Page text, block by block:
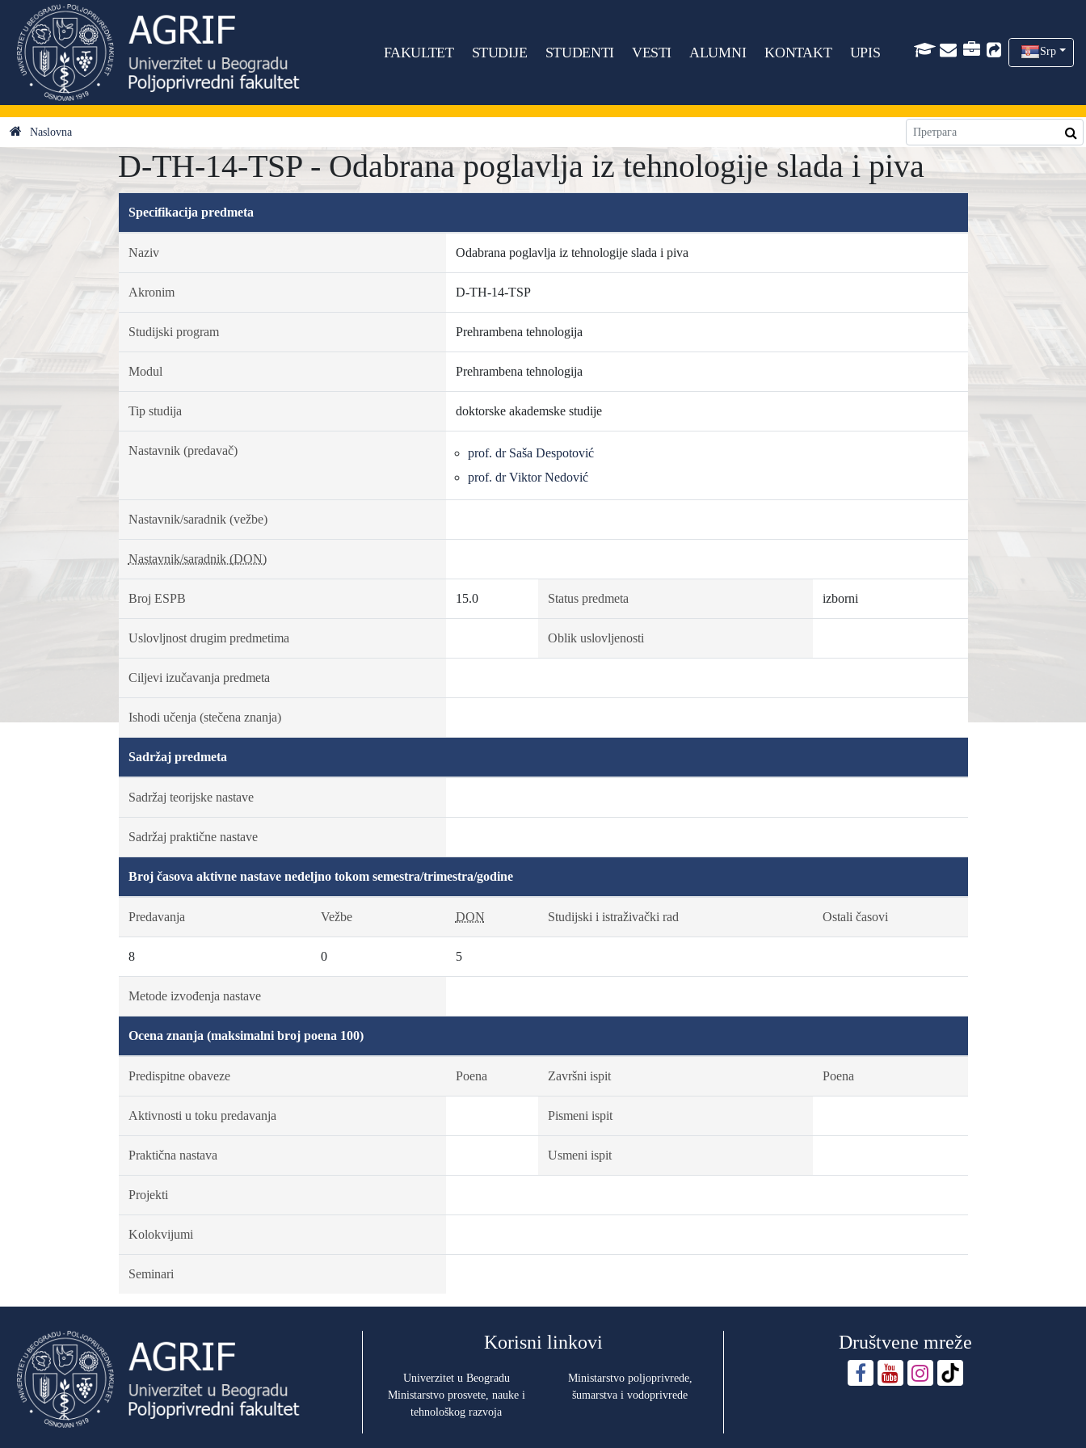
FAKULTET STUDIJE STUDENTI VESTI ALUMNI KONTAKT UPIS Srp
Naslovna
D-TH-14-TSP - Odabrana poglavlja iz tehnologije slada i piva
Specifikacija predmeta
Naziv Odabrana poglavlja iz tehnologije slada i piva
Akronim D-TH-14-TSP
Studijski program Prehrambena tehnologija
Modul Prehrambena tehnologija
Tip studija doktorske akademske studije
Nastavnik (predavač)
prof. dr Saša Despotović
prof. dr Viktor Nedović
Nastavnik/saradnik (vežbe)
Nastavnik/saradnik (DON)
Broj ESPB 15.0 Status predmeta izborni
Uslovljnost drugim predmetima Oblik uslovljenosti
Ciljevi izučavanja predmeta
Ishodi učenja (stečena znanja)
Sadržaj predmeta
Sadržaj teorijske nastave
Sadržaj praktične nastave
Broj časova aktivne nastave nedeljno tokom semestra/trimestra/godine
Predavanja Vežbe DON Studijski i istraživački rad Ostali časovi
8 0 5
Metode izvođenja nastave
Ocena znanja (maksimalni broj poena 100)
Predispitne obaveze Poena Završni ispit Poena
Aktivnosti u toku predavanja Pismeni ispit
Praktična nastava Usmeni ispit
Projekti
Kolokvijumi
Seminari
Korisni linkovi
Univerzitet u Beogradu
Ministarstvo prosvete, nauke i
tehnološkog razvoja
Ministarstvo poljoprivrede,
šumarstva i vodoprivrede
Društvene mreže